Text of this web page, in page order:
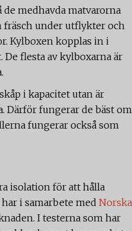
medhavda matvarorna
fräsch under utflykter och
Kylboxen kopplas in i
flesta av kylboxarna är
i kapacitet utan är
Därför fungerar de bäst om
fungerar också som
isolation för att hålla
i samarbete med Norska
I testerna som har